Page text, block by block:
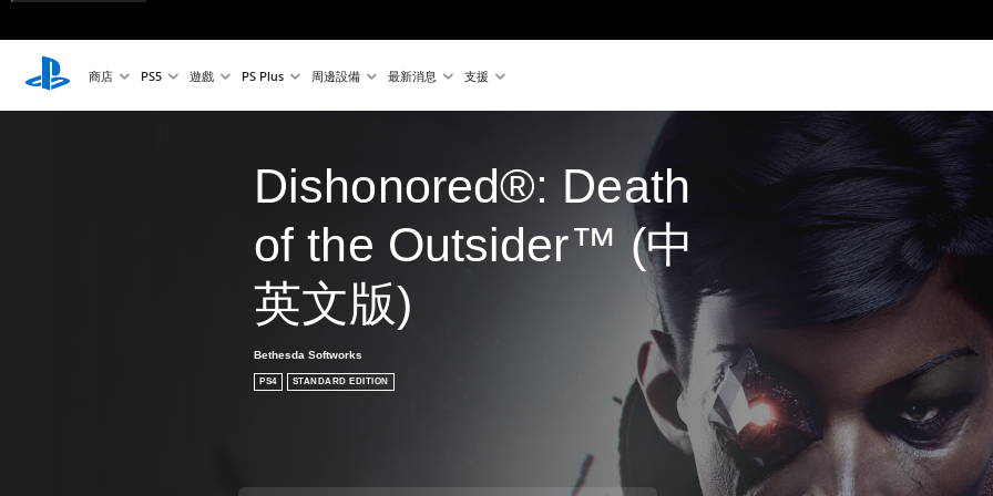
商店 PS5 遊戲 PS Plus 周邊設備 最新消息 支援
Dishonored®: Death
of the Outsider™ (中
英文版)
Bethesda Softworks
PS4 STANDARD EDITION